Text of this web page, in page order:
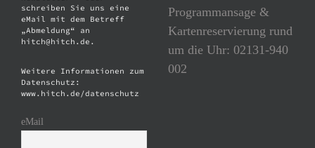
schreiben Sie uns eine
eMail mit dem Betreff
„Abmeldung“ an
hitch@hitch.de.
Weitere Informationen zum
Datenschutz:
www.hitch.de/datenschutz
eMail
Programmansage &
Kartenreservierung rund
um die Uhr: 02131-940
002